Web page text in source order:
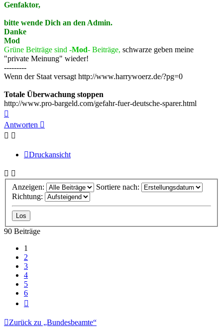
Genfaktor,
bitte wende Dich an den Admin.
Danke
Mod
Grüne Beiträge sind -Mod- Beiträge, schwarze geben meine
"private Meinung" wieder!
---------
Wenn der Staat versagt http://www.harrywoerz.de/?pg=0
Totale Überwachung stoppen
http://www.pro-bargeld.com/gefahr-fuer-deutsche-sparer.html
oben
Antworten
Druckansicht
Anzeigen:
Sortiere nach:
Richtung:
90 Beiträge
1
2
3
4
5
6
Zurück zu „Bundesbeamte“